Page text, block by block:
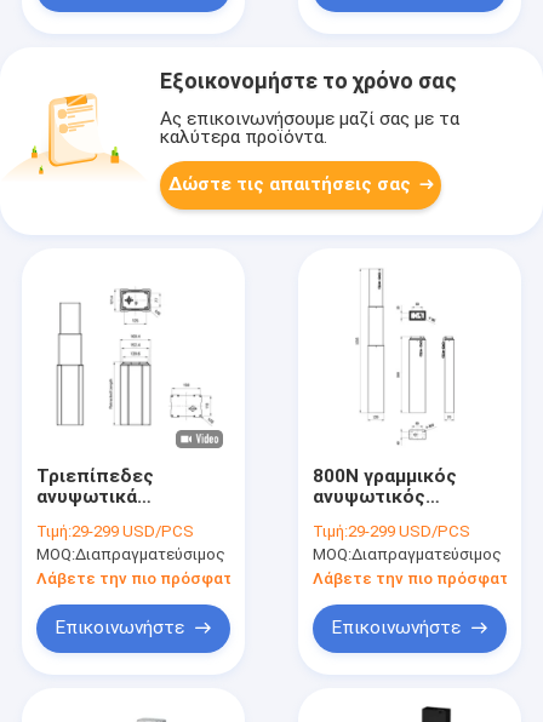
Εξοικονομήστε το χρόνο σας
Ας επικοινωνήσουμε μαζί σας με τα
καλύτερα προϊόντα.
Δώστε τις απαιτήσεις σας
Τριεπίπεδες
ανυψωτικά
ρυθμιζόμενες σε
ύψος βιομηχανικές
ανυψωτικές στήλες
Τιμή:29-299 USD/PCS
MOQ:Διαπραγματεύσιμος
Λάβετε την πιο πρόσφατη τιμή
Επικοινωνήστε
800N γραμμικός
ανυψωτικός
675mm στηλών
κτύπημα για τα
εργονομικά έπιπλα
Τιμή:29-299 USD/PCS
MOQ:Διαπραγματεύσιμος
Λάβετε την πιο πρόσφατη
Επικοινωνήστε